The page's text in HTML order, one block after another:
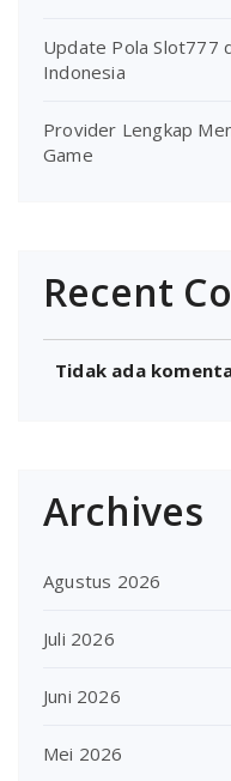
Update Pola Slot777
Indonesia
Provider Lengkap
Game
Recent
Tidak ada
Archives
Agustus 2026
Juli 2026
Juni 2026
Mei 2026